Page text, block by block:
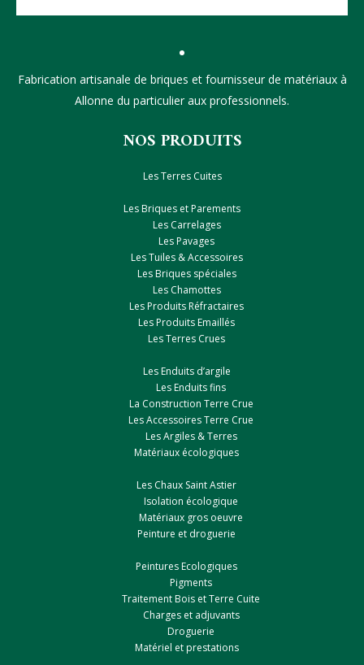
Fabrication artisanale de briques et fournisseur de matériaux à
Allonne du particulier aux professionnels.
NOS PRODUITS
Les Terres Cuites
Les Briques et Parements
Les Carrelages
Les Pavages
Les Tuiles & Accessoires
Les Briques spéciales
Les Chamottes
Les Produits Réfractaires
Les Produits Emaillés
Les Terres Crues
Les Enduits d’argile
Les Enduits fins
La Construction Terre Crue
Les Accessoires Terre Crue
Les Argiles & Terres
Matériaux écologiques
Les Chaux Saint Astier
Isolation écologique
Matériaux gros oeuvre
Peinture et droguerie
Peintures Ecologiques
Pigments
Traitement Bois et Terre Cuite
Charges et adjuvants
Droguerie
Matériel et prestations